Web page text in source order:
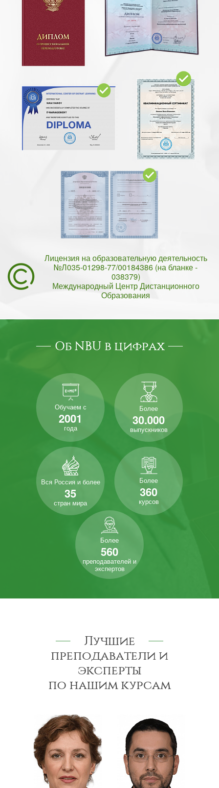
Лицензия на образовательную деятельность
№Л035-01298-77/00184386 (на бланке -
038379)
Международный Центр Дистанционного
Образования
Об NBU в цифрах
Обучаем с
2001
года
Более
30.000
выпускников
Вся Россия и более
35
стран мира
Более
360
курсов
Более
560
преподавателей и
экспертов
Лучшие
преподаватели и
эксперты
по нашим курсам